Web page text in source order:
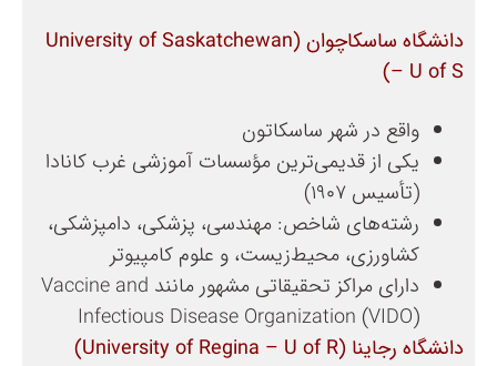
دانشگاه ساسکاچوان (University of Saskatchewan
– U of S)
واقع در شهر ساسکاتون
یکی از قدیمی‌ترین مؤسسات آموزشی غرب کانادا
(تأسیس ۱۹۰۷)
رشته‌های شاخص: مهندسی، پزشکی، دامپزشکی،
کشاورزی، محیط‌زیست، و علوم کامپیوتر
دارای مراکز تحقیقاتی مشهور مانند Vaccine and
Infectious Disease Organization (VIDO)
دانشگاه رجاینا (University of Regina – U of R)